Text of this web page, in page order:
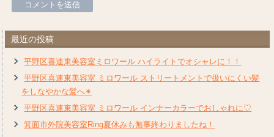
最近の投稿
平野区喜連東美容室ミロワール ハイライトでオシャレに！！
平野区喜連東美容室 ミロワール ストリートメントで扱いにくい髪
をしなやかな髪へ✴︎
平野区喜連東美容室 ミロワール インナーカラーでおしゃれに♡
箕面市外院美容室Ring夏休みも無事終わりましたね！